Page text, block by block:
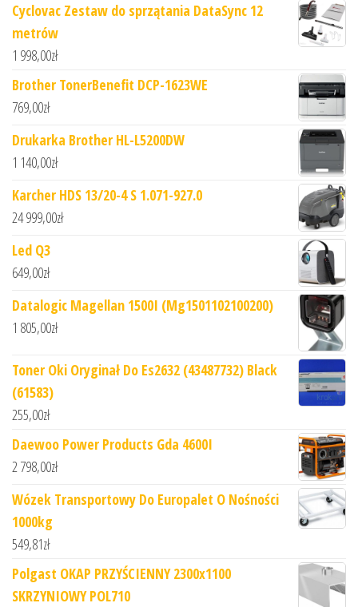
Cyclovac Zestaw do sprzątania DataSync 12
metrów
1 998,00zł
Brother TonerBenefit DCP-1623WE
769,00zł
Drukarka Brother HL-L5200DW
1 140,00zł
Karcher HDS 13/20-4 S 1.071-927.0
24 999,00zł
Led Q3
649,00zł
Datalogic Magellan 1500I (Mg1501102100200)
1 805,00zł
Toner Oki Oryginał Do Es2632 (43487732) Black
(61583)
255,00zł
Daewoo Power Products Gda 4600I
2 798,00zł
Wózek Transportowy Do Europalet O Nośności
1000kg
549,81zł
Polgast OKAP PRZYŚCIENNY 2300x1100
SKRZYNIOWY POL710